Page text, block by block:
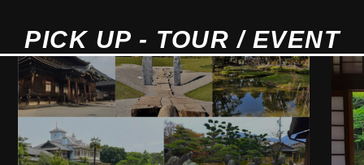
PICK UP - TOUR / EVENT